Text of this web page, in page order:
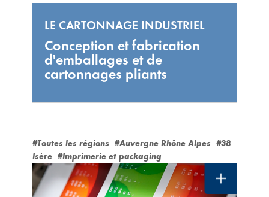
LE CARTONNAGE INDUSTRIEL
Conception et fabrication
d'emballages et de
cartonnages pliants
#Toutes les régions #Auvergne Rhône Alpes #38
Isère #Imprimerie et packaging